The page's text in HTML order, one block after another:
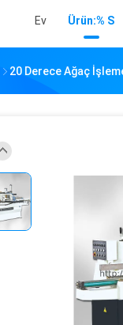
Ev Ürün:% S
20 Derece Ağaç